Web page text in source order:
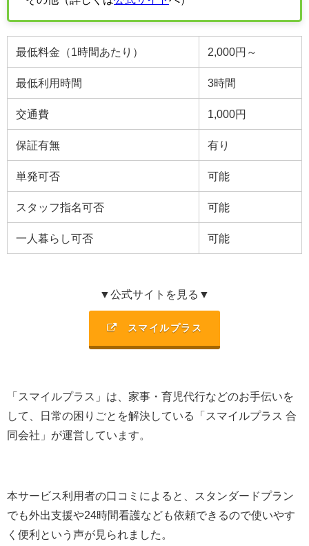
最低料金（1時間あたり） 2,000円～
最低利用時間 3時間
交通費 1,000円
保証有無 有り
単発可否 可能
スタッフ指名可否 可能
一人暮らし可否 可能
▼公式サイトを見る▼
スマイルプラス
「スマイルプラス」は、 家事・育児代行などのお手伝いを
して、日常の困りごとを解決している「 スマイルプラス 合
同会社 」が運営しています。
本サービス利用者の口コミによると、
スタンダードプラン
でも外出支援や24時間看護なども依頼できるので使いやす
く便利という声が見られました